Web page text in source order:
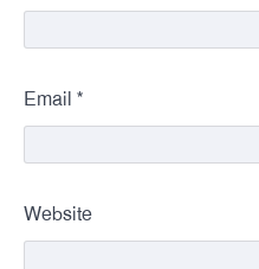
Email *
Website